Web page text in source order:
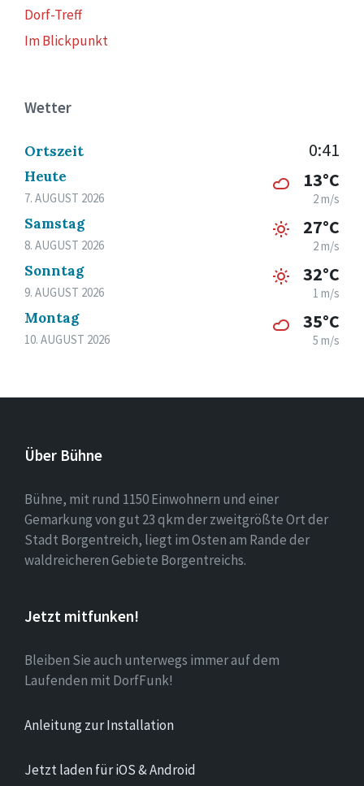
Dorf-Treff
Im Blickpunkt
Wetter
Ortszeit 0:41
Heute
7. AUGUST 2026
13°C
2 m/s
Samstag
8. AUGUST 2026
27°C
2 m/s
Sonntag
9. AUGUST 2026
32°C
1 m/s
Montag
10. AUGUST 2026
35°C
5 m/s
Über Bühne
Bühne, mit rund 1150 Einwohnern und einer
Gemarkung von gut 23 qkm der zweitgrößte Ort der
Stadt Borgentreich, liegt im Osten am Rande der
waldreicheren Gebiete Borgentreichs.
Jetzt mitfunken!
Bleiben Sie auch unterwegs immer auf dem
Laufenden mit DorfFunk!
Anleitung zur Installation
Jetzt laden für iOS & Android